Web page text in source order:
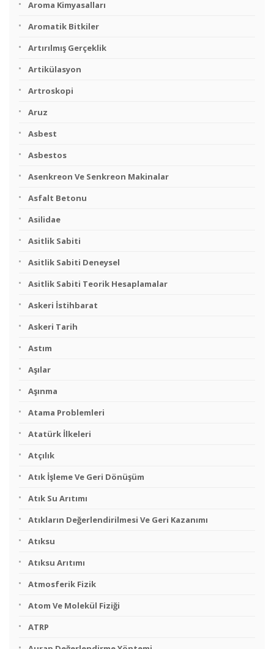
Aroma Kimyasalları
Aromatik Bitkiler
Artırılmış Gerçeklik
Artikülasyon
Artroskopi
Aruz
Asbest
Asbestos
Asenkreon Ve Senkreon Makinalar
Asfalt Betonu
Asilidae
Asitlik Sabiti
Asitlik Sabiti Deneysel
Asitlik Sabiti Teorik Hesaplamalar
Askeri İstihbarat
Askeri Tarih
Astım
Aşılar
Aşınma
Atama Problemleri
Atatürk İlkeleri
Atçılık
Atık İşleme Ve Geri Dönüşüm
Atık Su Arıtımı
Atıkların Değerlendirilmesi Ve Geri Kazanımı
Atıksu
Atıksu Arıtımı
Atmosferik Fizik
Atom Ve Molekül Fiziği
ATRP